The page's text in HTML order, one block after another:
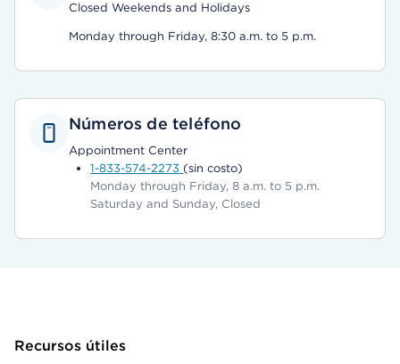
Closed Weekends and Holidays
Monday through Friday, 8:30 a.m. to 5 p.m.
Números de teléfono
Appointment Center
1-833-574-2273 (sin costo)
Monday through Friday, 8 a.m. to 5 p.m.
Saturday and Sunday, Closed
Recursos útiles